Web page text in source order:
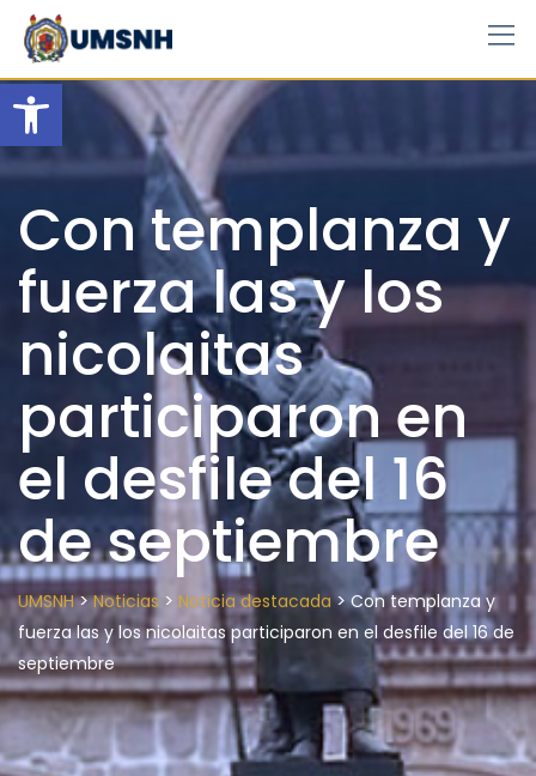
Open toolbar
Skip
content
Con templanza y
fuerza las y los
nicolaitas
participaron en
el desfile del 16
de septiembre
UMSNH>Noticias > Noticia destacada>Con templanza y
fuerza las y los nicolaitas participaron en el desfile del 16 de
septiembre